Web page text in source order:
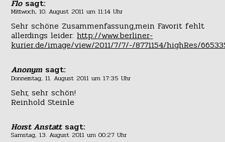
Flo sagt:
Mittwoch, 10. August 2011 um 11:14 Uhr
Sehr schöne Zusammenfassung,mein Favorit fehlt
allerdings leider:http://www.berliner-
kurier.de/image/view/2011/7/7/-/8771154/highRes/
Anonym sagt:
Donnerstag, 11. August 2011 um 17:35 Uhr
Sehr, sehr schön!
Reinhold Steinle
Horst Anstatt sagt:
Samstag, 13. August 2011 um 00:27 Uhr